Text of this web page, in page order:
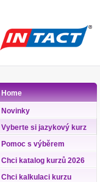
Home
Novinky
Vyberte si jazykový kurz
Pomoc s výběrem
Chci katalog kurzů 2026
Chci kalkulaci kurzu